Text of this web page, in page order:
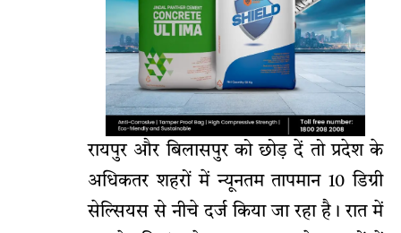
रायपुर और बिलासपुर को छोड़ दें तो प्रदेश के
अधिकतर शहरों में न्यूनतम तापमान 10 डिग्री
सेल्सियस से नीचे दर्ज किया जा रहा है। रात में